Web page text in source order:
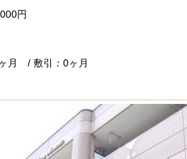
円
月 / 敷引：0ヶ月